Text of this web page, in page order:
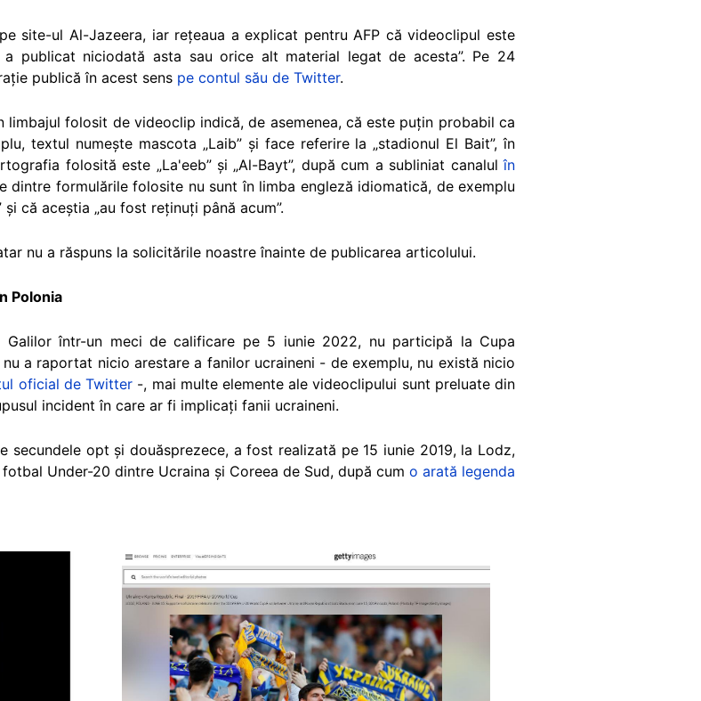
site-ul Al-Jazeera, iar rețeaua a explicat pentru AFP că videoclipul este
a publicat niciodată asta sau orice alt material legat de acesta”. Pe 24
publică în acest sens pe contul său de Twitter.
folosit de videoclip indică, de asemenea, că este puțin probabil ca
textul numește mascota „Laib” și face referire la „stadionul El Bait”, în
folosită este „La'eeb” și „Al-Bayt”, după cum a subliniat canalulîn
dintre formulările folosite nu sunt în limba engleză idiomatică, de exemplu
că aceștia „au fost reținuți până acum”.
nu a răspuns la solicitările noastre înainte de publicarea articolului.
Polonia
Galilor într-un meci de calificare pe 5 iunie 2022, nu participă la Cupa
a raportat nicio arestare a fanilor ucraineni - de exemplu, nu există nicio
oficial de Twitter -, mai multe elemente ale videoclipului sunt preluate din
incident în care ar fi implicați fanii ucraineni.
secundele opt și douăsprezece, a fost realizată pe 15 iunie 2019, la Lodz,
Under-20 dintre Ucraina și Coreea de Sud, după cum o arată legenda
Image